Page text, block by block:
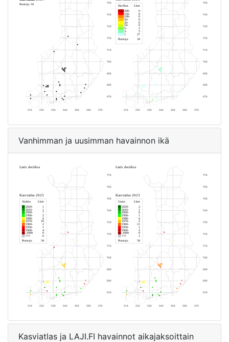
Vanhimman ja uusimman havainnon ikä
Kasviatlas ja LAJI.FI havainnot aikajaksoittain